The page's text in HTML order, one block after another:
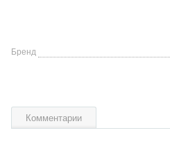
Бренд
Комментарии